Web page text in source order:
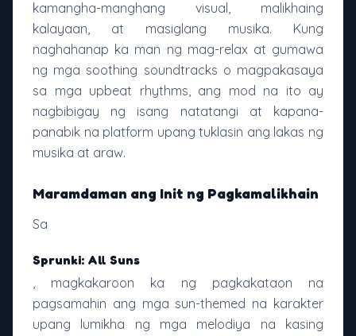
kamangha-manghang visual, malikhaing
kalayaan, at masiglang musika. Kung
naghahanap ka man ng mag-relax at gumawa
ng mga soothing soundtracks o magpakasaya
sa mga upbeat rhythms, ang mod na ito ay
nagbibigay ng isang natatangi at kapana-
panabik na platform upang tuklasin ang lakas ng
musika at araw.
Maramdaman ang Init ng Pagkamalikhain
Sa
Sprunki: All Suns
, magkakaroon ka ng pagkakataon na
pagsamahin ang mga sun-themed na karakter
upang lumikha ng mga melodiya na kasing